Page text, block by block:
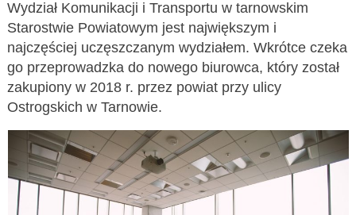
Wydział Komunikacji i Transportu w tarnowskim
Starostwie Powiatowym jest największym i
najczęściej uczęszczanym wydziałem. Wkrótce czeka
go przeprowadzka do nowego biurowca, który został
zakupiony w 2018 r. przez powiat przy ulicy
Ostrogskich w Tarnowie.